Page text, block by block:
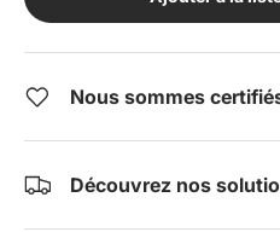
Nous sommes
Découvrez nos